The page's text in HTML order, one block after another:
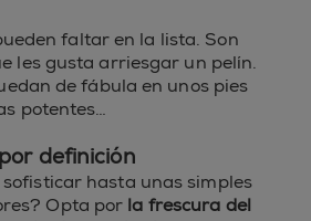
faltar en la lista. Son
les gusta arriesgar un pelín.
de fábula en unos pies
potentes…
definición
hasta unas simples
Opta por la frescura del